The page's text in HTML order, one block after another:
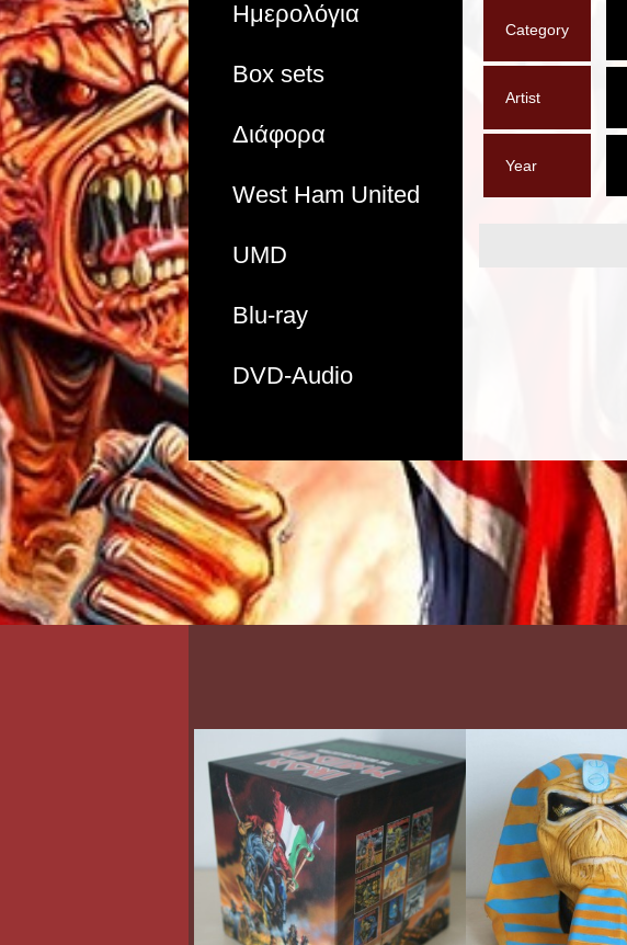
Ημερολόγια
Box sets
Διάφορα
West Ham United
UMD
Blu-ray
DVD-Audio
Category
Artist
Year